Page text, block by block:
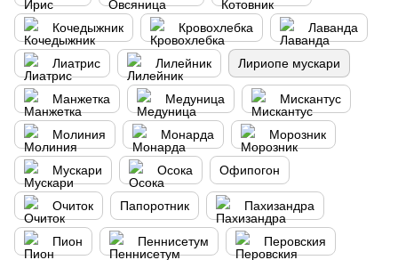
Кочедыжник Кровохлебка Лаванда
Лиатрис Лилейник Лириопе мускари
Манжетка Медуница Мискантус
Молиния Монарда Морозник
Мускари Осока Офипогон
Очиток Папоротник Пахизандра
Пион Пеннисетум Перовския